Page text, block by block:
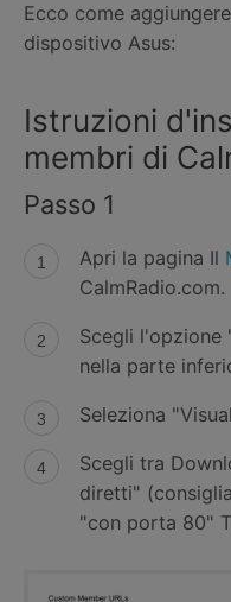
Ecco come
dispositivo Asus:
Istruzioni
membri di
Passo 1
Apri la pagina Il
CalmRadio.com.
Scegli l'opzione
nella parte
Seleziona
Scegli tra
diretti"
"con porta 80"